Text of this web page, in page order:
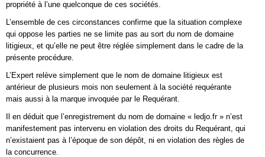
propriété à l’une quelconque de ces sociétés.
L’ensemble de ces circonstances confirme que la situation complexe
qui oppose les parties ne se limite pas au sort du nom de domaine
litigieux, et qu’elle ne peut être réglée simplement dans le cadre de la
présente procédure.
L’Expert relève simplement que le nom de domaine litigieux est
antérieur de plusieurs mois non seulement à la société requérante
mais aussi à la marque invoquée par le Requérant.
Il en déduit que l’enregistrement du nom de domaine « ledjo.fr » n’est
manifestement pas intervenu en violation des droits du Requérant, qui
n’existaient pas à l’époque de son dépôt, ni en violation des règles de
la concurrence.